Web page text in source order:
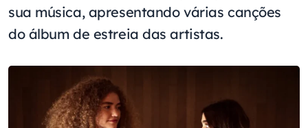
sua música, apresentando várias canções
do álbum de estreia das artistas.